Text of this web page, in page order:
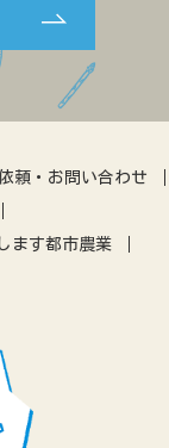
体験農園
頼・お問い合わせ
ます都市農業